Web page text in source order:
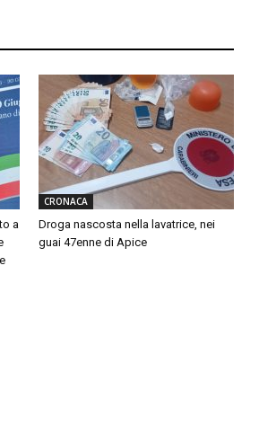
a
CRONACA
Droga nascosta nella lavatrice, nei
guai 47enne di Apice